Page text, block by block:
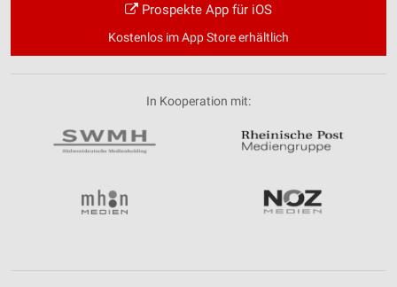
Prospekte App für iOS
Kostenlos im App Store erhältlich
In Kooperation mit: